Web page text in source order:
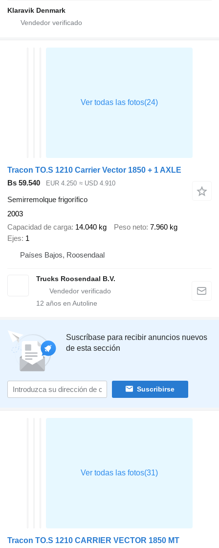
Klaravik Denmark
Tracon TO.S 1210 Carrier Vector 1850 + 1 AXLE
Bs 59.540
EUR 4.250 ≈ USD 4.910
Semirremolque frigorífico
2003
Capacidad de carga 14.040 kg Peso neto 7.960 kg
Ejes 1
Países Bajos, Roosendaal
Trucks Roosendaal B.V.
12 años en Autoline
Suscríbase para recibir anuncios nuevos
de esta sección
Suscribirse
Tracon TO.S 1210 CARRIER VECTOR 1850 MT